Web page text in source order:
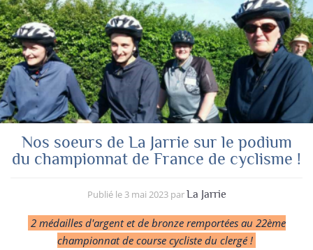
Nos soeurs de La Jarrie sur le podium
du championnat de France de cyclisme !
Publié le 3 mai 2023 parLa Jarrie
2 médailles d'argent et de bronze remportées au 22ème
championnat de course cycliste du clergé !